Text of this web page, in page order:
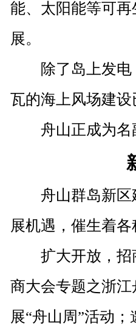
能、太阳能等可
展。
除了岛上发
瓦的海上风场建
舟山正成为名
舟山群岛新
展机遇，催生着
扩大开放，
商大会专题之浙
展“舟山周”活动